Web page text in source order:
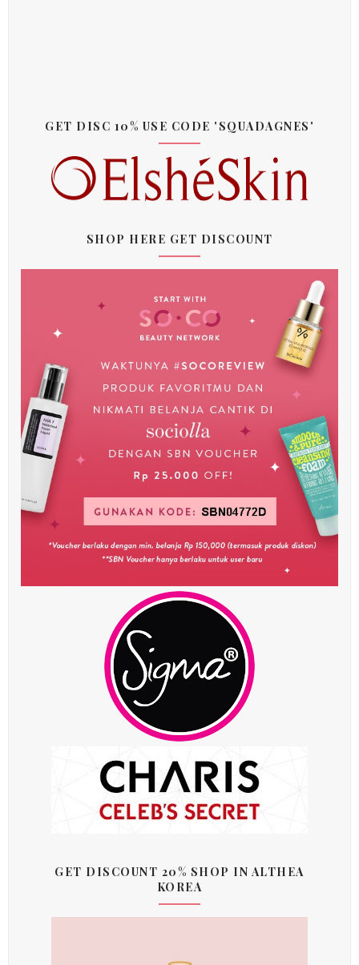
GET DISC 10% USE CODE 'SQUADAGNES'
SHOP HERE GET DISCOUNT
GET DISCOUNT 20% SHOP IN ALTHEA
KOREA